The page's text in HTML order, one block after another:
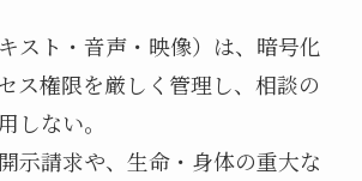
スト・音声・映像）は、暗号化
ス権限を厳しく管理し、相談の
しない。
示請求や、生命・身体の重大な